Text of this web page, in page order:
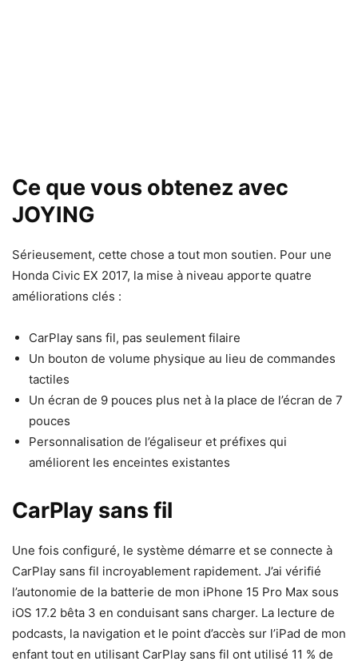
Ce que vous obtenez avec
JOYING
Sérieusement, cette chose a tout mon soutien. Pour une
Honda Civic EX 2017, la mise à niveau apporte quatre
améliorations clés :
CarPlay sans fil, pas seulement filaire
Un bouton de volume physique au lieu de commandes
tactiles
Un écran de 9 pouces plus net à la place de l’écran de 7
pouces
Personnalisation de l’égaliseur et préfixes qui
améliorent les enceintes existantes
CarPlay sans fil
Une fois configuré, le système démarre et se connecte à
CarPlay sans fil incroyablement rapidement. J’ai vérifié
l’autonomie de la batterie de mon iPhone 15 Pro Max sous
iOS 17.2 bêta 3 en conduisant sans charger. La lecture de
podcasts, la navigation et le point d’accès sur l’iPad de mon
enfant tout en utilisant CarPlay sans fil ont utilisé 11 % de